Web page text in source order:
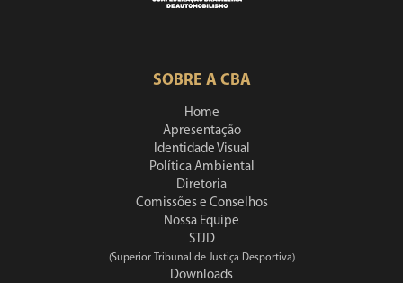
SOBRE A CBA
Home
Apresentação
Identidade Visual
Política Ambiental
Diretoria
Comissões e Conselhos
Nossa Equipe
STJD
(Superior Tribunal de Justiça Desportiva)
Downloads